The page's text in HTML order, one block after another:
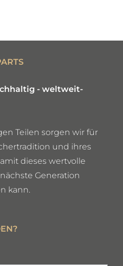
- weltweit-
Teilen sorgen wir für
und ihres
dieses wertvolle
Generation
kann.